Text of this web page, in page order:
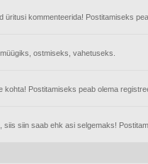
üritusi kommenteerida! Postitamiseks
ostmiseks, vahetuseks.
kohta! Postitamiseks peab olema
siin saab ehk asi selgemaks!